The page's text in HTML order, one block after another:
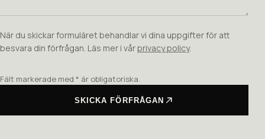
När du skickar formuläret behandlar vi dina uppgifter för att
besvara din förfrågan. Läs mer i vårprivacy policy.
Fält markerade med * är obligatoriska.
SKICKA FÖRFRÅGAN